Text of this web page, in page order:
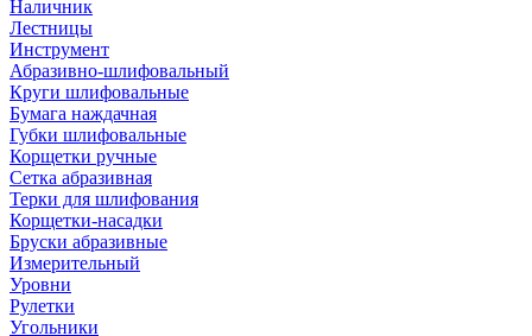
Наличник
Лестницы
Инструмент
Абразивно-шлифовальный
Круги шлифовальные
Бумага наждачная
Губки шлифовальные
Корщетки ручные
Сетка абразивная
Терки для шлифования
Корщетки-насадки
Бруски абразивные
Измерительный
Уровни
Рулетки
Угольники